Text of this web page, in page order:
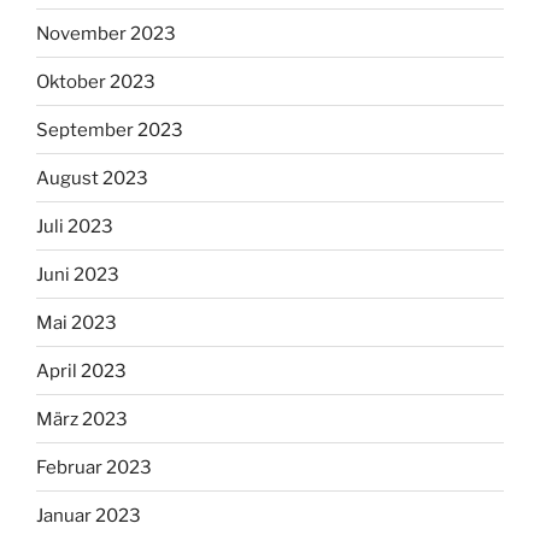
November 2023
Oktober 2023
September 2023
August 2023
Juli 2023
Juni 2023
Mai 2023
April 2023
März 2023
Februar 2023
Januar 2023